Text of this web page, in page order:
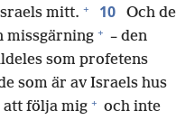
mitt. + 10
Och de
missgärning + – den
som profetens
som är av Israels hus
följa mig + och inte